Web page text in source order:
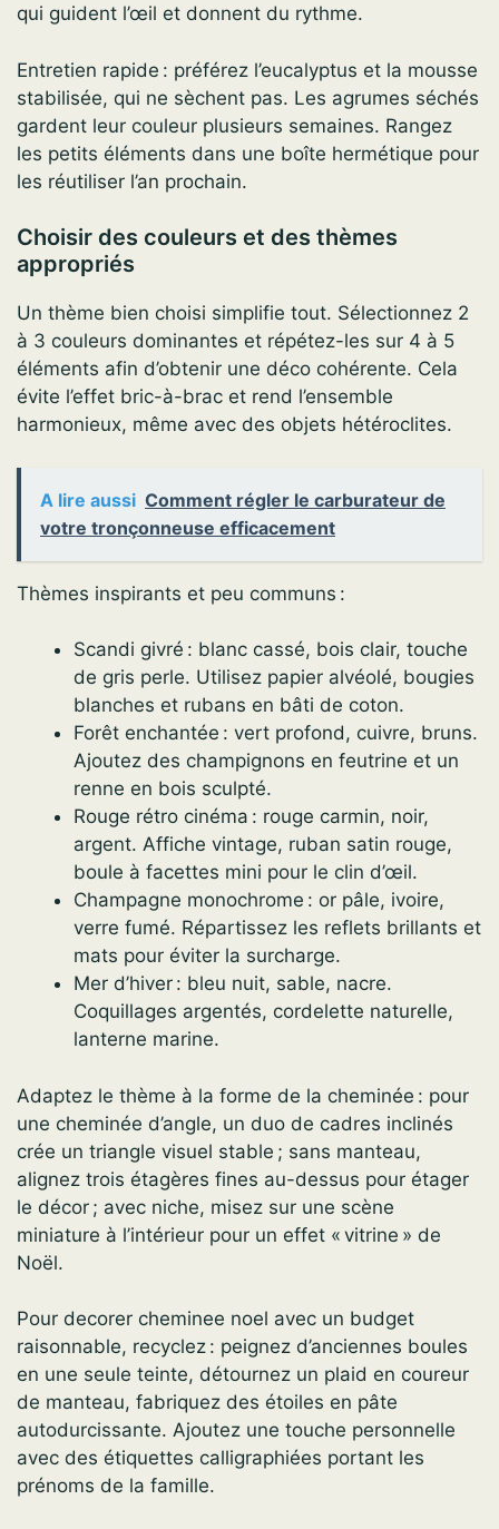
qui guident l’œil et donnent du rythme.
Entretien rapide : préférez l’eucalyptus et la mousse
stabilisée, qui ne sèchent pas. Les agrumes séchés
gardent leur couleur plusieurs semaines. Rangez
les petits éléments dans une boîte hermétique pour
les réutiliser l’an prochain.
Choisir des couleurs et des thèmes
appropriés
Un thème bien choisi simplifie tout. Sélectionnez 2
à 3 couleurs dominantes et répétez-les sur 4 à 5
éléments afin d’obtenir une déco cohérente. Cela
évite l’effet bric-à-brac et rend l’ensemble
harmonieux, même avec des objets hétéroclites.
A lire aussi Comment régler le carburateur de
votre tronçonneuse efficacement
Thèmes inspirants et peu communs :
Scandi givré : blanc cassé, bois clair, touche
de gris perle. Utilisez papier alvéolé, bougies
blanches et rubans en bâti de coton.
Forêt enchantée : vert profond, cuivre, bruns.
Ajoutez des champignons en feutrine et un
renne en bois sculpté.
Rouge rétro cinéma : rouge carmin, noir,
argent. Affiche vintage, ruban satin rouge,
boule à facettes mini pour le clin d’œil.
Champagne monochrome : or pâle, ivoire,
verre fumé. Répartissez les reflets brillants et
mats pour éviter la surcharge.
Mer d’hiver : bleu nuit, sable, nacre.
Coquillages argentés, cordelette naturelle,
lanterne marine.
Adaptez le thème à la forme de la cheminée : pour
une cheminée d’angle, un duo de cadres inclinés
crée un triangle visuel stable ; sans manteau,
alignez trois étagères fines au-dessus pour étager
le décor ; avec niche, misez sur une scène
miniature à l’intérieur pour un effet « vitrine » de
Noël.
Pour decorer cheminee noel avec un budget
raisonnable, recyclez : peignez d’anciennes boules
en une seule teinte, détournez un plaid en coureur
de manteau, fabriquez des étoiles en pâte
autodurcissante. Ajoutez une touche personnelle
avec des étiquettes calligraphiées portant les
prénoms de la famille.